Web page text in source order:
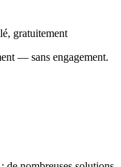
paie
la comptabilité
collaborateurs
gratuitement
— sans engagement.